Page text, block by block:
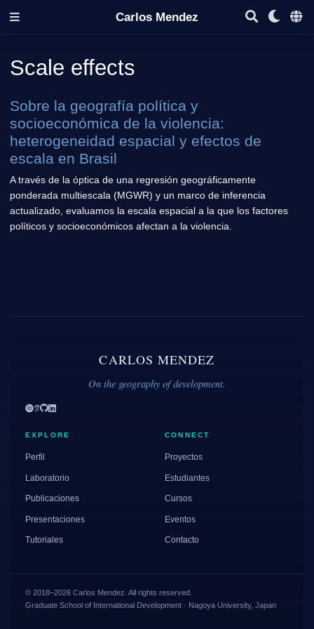
Carlos Mendez
Scale effects
Sobre la geografía política y
socioeconómica de la violencia:
heterogeneidad espacial y efectos de
escala en Brasil
A través de la óptica de una regresión geográficamente
ponderada multiescala (MGWR) y un marco de inferencia
actualizado, evaluamos la escala espacial a la que los factores
políticos y socioeconómicos afectan a la violencia.
CARLOS MENDEZ
On the geography of development.
EXPLORE
Perfil
Laboratorio
Publicaciones
Presentaciones
Tutoriales
CONNECT
Proyectos
Estudiantes
Cursos
Eventos
Contacto
© 2018–2026 Carlos Mendez. All rights reserved.
Graduate School of International Development · Nagoya University, Japan